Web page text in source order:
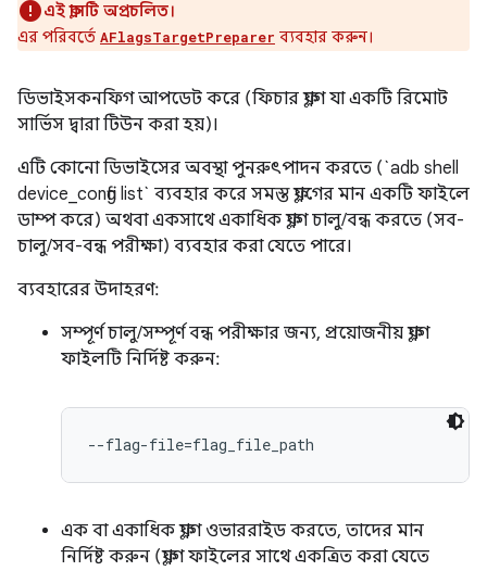
এই ক্লাসটি অপ্রচলিত।
এর পরিবর্তে AFlagsTargetPreparer ব্যবহার করুন।
ডিভাইসকনফিগ আপডেট করে (ফিচার ফ্ল্যাগ যা একটি রিমোট
সার্ভিস দ্বারা টিউন করা হয়)।
এটি কোনো ডিভাইসের অবস্থা পুনরুৎপাদন করতে (`adb shell
device_config list` ব্যবহার করে সমস্ত ফ্ল্যাগের মান একটি ফাইলে
ডাম্প করে) অথবা একসাথে একাধিক ফ্ল্যাগ চালু/বন্ধ করতে (সব-
চালু/সব-বন্ধ পরীক্ষা) ব্যবহার করা যেতে পারে।
ব্যবহারের উদাহরণ:
সম্পূর্ণ চালু/সম্পূর্ণ বন্ধ পরীক্ষার জন্য, প্রয়োজনীয় ফ্ল্যাগ
ফাইলটি নির্দিষ্ট করুন:
--flag-file=flag_file_path
এক বা একাধিক ফ্ল্যাগ ওভাররাইড করতে, তাদের মান
নির্দিষ্ট করুন (ফ্ল্যাগ ফাইলের সাথে একত্রিত করা যেতে